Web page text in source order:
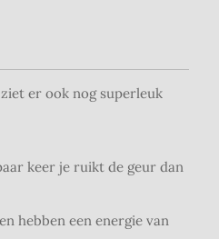
er ook nog superleuk
keer je ruikt de geur dan
hebben een energie van